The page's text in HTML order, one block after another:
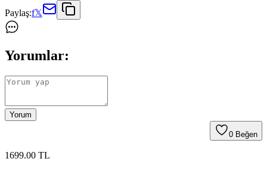
Paylaş:f𝕏
Yorumlar:
Yorum
0 Beğen
1699.00 TL